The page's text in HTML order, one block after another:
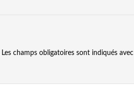
Les champs obligatoires sont indiqués avec